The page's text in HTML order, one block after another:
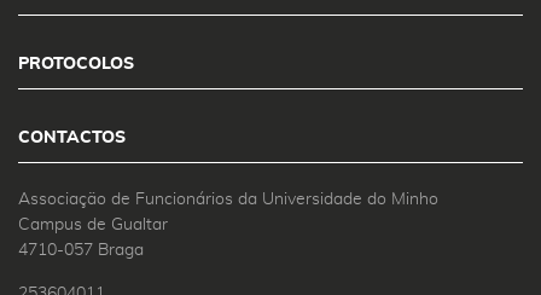
PROTOCOLOS
CONTACTOS
Associação de Funcionários da Universidade do Minho
Campus de Gualtar
4710-057 Braga